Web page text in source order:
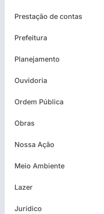
Prestação de contas
Prefeitura
Planejamento
Ouvidoria
Ordem Pública
Obras
Nossa Ação
Meio Ambiente
Lazer
Jurídico